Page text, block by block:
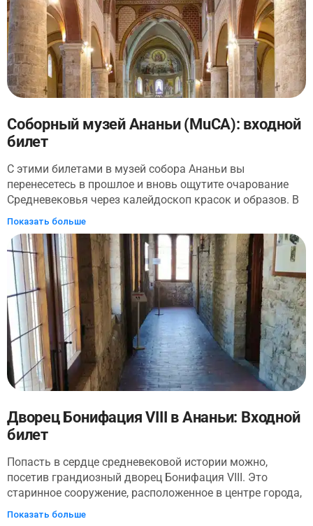
Соборный музей Ананьи (MuCA): входной
билет
С этими билетами в музей собора Ананьи вы
перенесетесь в прошлое и вновь ощутите очарование
Средневековья через калейдоскоп красок и образов. В
музее вас ждет экскурсия из 12 остановок, во время
которой вы посетите различные помещения, комнаты и
часовни, украшенные восхитительными предметами и
гобеленами. Вы также заглянете в крипту Святого
Магнуса - невероятный склеп с фресками, которому
почти тысяча лет. В музее хранятся реликварии,
священные предметы, мозаики, древние гробницы и
саркофаги, красочный текстиль, изображения святых и
мучеников, фрески с библейскими сюжетами, житийные
циклы, научные и языческие описания сотворения
космоса. Чтобы воспользоваться всем этим, вам
понадобится аудиогид - к счастью, его можно скачать
Показать больше
Дворец Бонифация VIII в Ананьи: Входной
билет
Попасть в сердце средневековой истории можно,
посетив грандиозный дворец Бонифация VIII. Это
старинное сооружение, расположенное в центре города,
датируется XIII веком. Когда-то он принадлежал
Показать больше